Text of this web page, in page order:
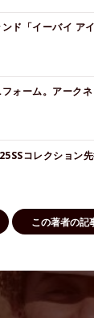
ド「イーバイ ア
ォーム。アーク
コレクション
この著者の記